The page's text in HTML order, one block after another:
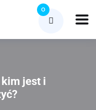
0
jest i